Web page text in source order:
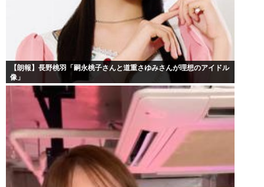
【朗報】長野桃羽「嗣永桃子さんと道重さゆみさんが理想のアイドル
像」